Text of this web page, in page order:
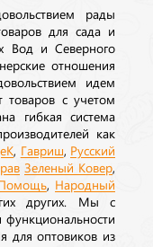
рады
для сада и
Вод и Северного
отношения
идем
товаров с учетом
гибкая система
как
Гавриш Русский
Зеленый Ковер
Народный
других. Мы с
функциональности
для оптовиков из